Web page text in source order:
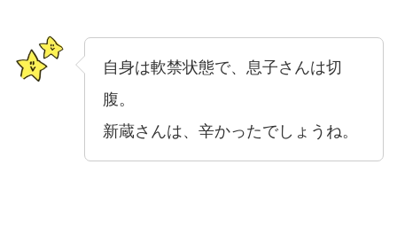
自身は軟禁状態で、息子さんは切
腹。
新蔵さんは、辛かったでしょうね。